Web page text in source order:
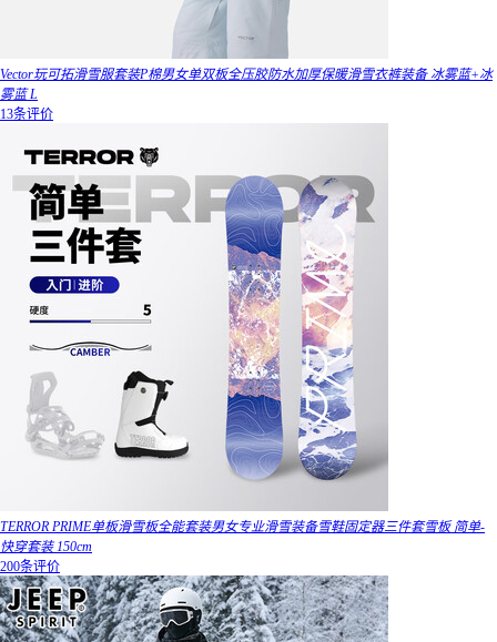
Vector玩可拓滑雪服套装P棉男女单双板全压胶防水加厚保暖滑雪衣裤装备 冰雾蓝+冰
雾蓝 L
13条评价
TERROR PRIME单板滑雪板全能套装男女专业滑雪装备雪鞋固定器三件套雪板 简单-
快穿套装 150cm
200条评价